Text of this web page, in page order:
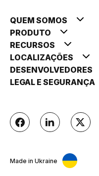
QUEM SOMOS
PRODUTO
RECURSOS
LOCALIZAÇÕES
DESENVOLVEDORES
LEGAL E SEGURANÇA
Made in Ukraine